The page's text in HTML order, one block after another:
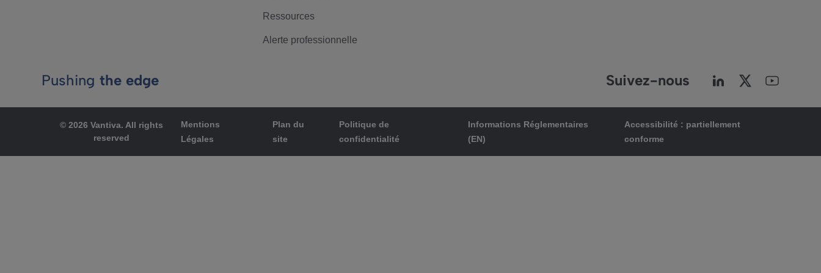
Ressources
Alerte professionnelle
Pushing the edge Suivez-nous
© 2026 Vantiva. All rights
reserved
Mentions
Légales
Plan du
site
Politique de
confidentialité
Informations Réglementaires
(EN)
Accessibilité : partiellement
conforme